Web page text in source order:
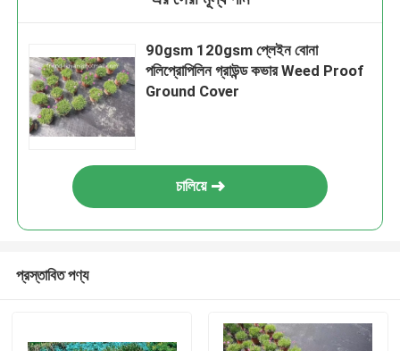
90gsm 120gsm প্লেইন বোনা
পলিপ্রোপিলিন গ্রাউন্ড কভার Weed Proof
Ground Cover
চালিয়ে
প্রস্তাবিত পণ্য